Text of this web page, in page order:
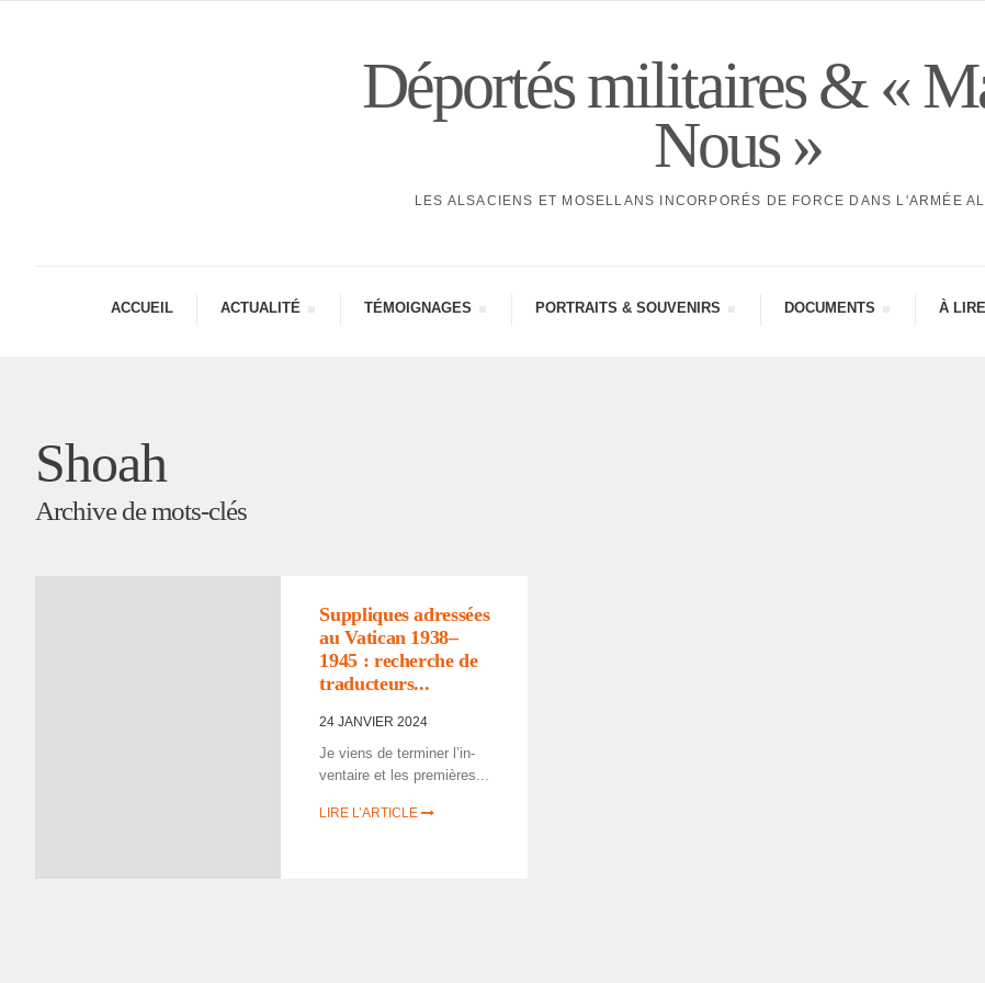
Déportés militaires & «
Nous »
LES ALSACIENS ET MOSELLANS INCORPORÉS DE FORCE DANS L'ARMÉE
ACCUEIL ACTUA­LITÉ TÉMOI­GNAGES PORTRAITS & SOUVE­NIRS DOCU­MENTS À
Shoah
Archive de mots-clés
Suppliques adres­sées
au Vati­can 1938–
1945 : recherche de
traduc­teurs...
24 JANVIER 2024
Je viens de termi­ner l’in­
ven­taire et les premières...
LIRE L’ARTICLE